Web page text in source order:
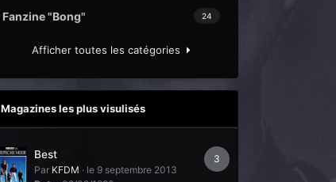
24
Fanzine "Bong"
Afficher toutes les catégories
Magazines les plus visulisés
3
Best
Par KFDM · le 9 septembre 2013